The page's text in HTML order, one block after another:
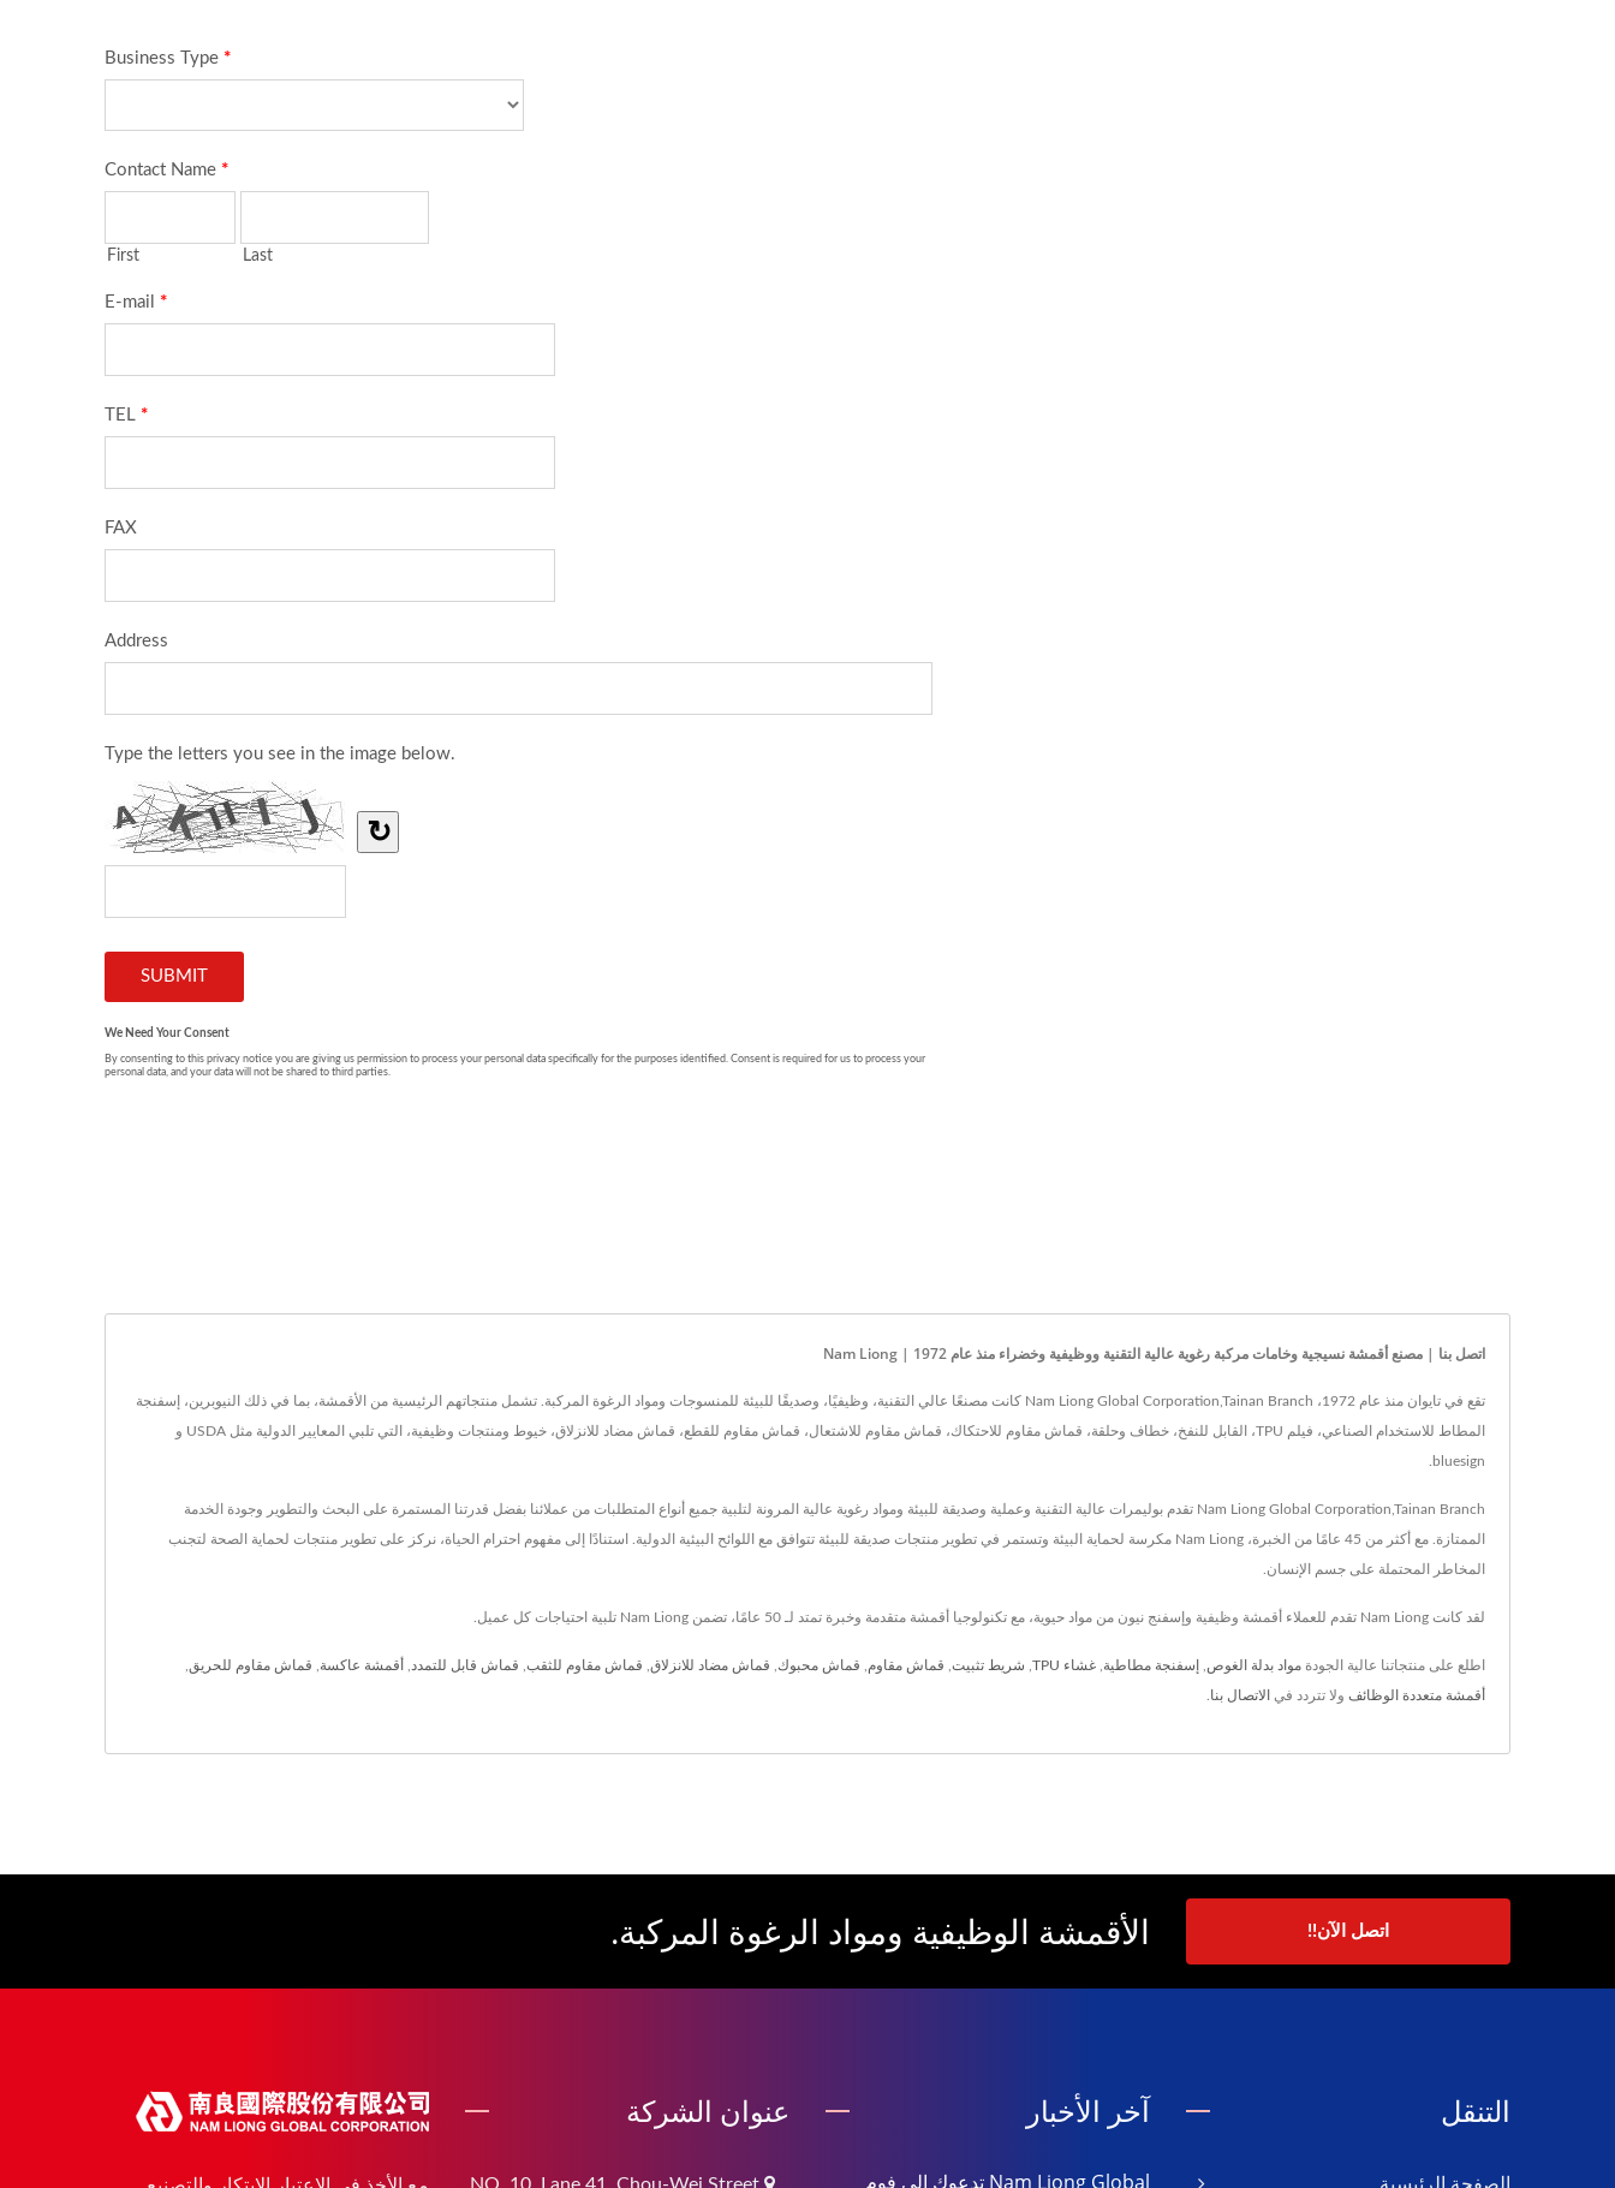
اتصل بنا | مصنع أقمشة نسيجية وخامات مركبة رغوية عالية التقنية ووظيفية وخضراء منذ عام 1972 | Nam Liong
تقع في تايوان منذ عام 1972، Nam Liong Global Corporation,Tainan Branch كانت مصنعًا عالي التقنية، وظيفيًا، وصديقًا للبيئة للمنسوجات ومواد الرغوة المركبة. تشمل منتجاتهم الرئيسية من الأقمشة، بما في ذلك النيوبرين، إسفنجة
المطاط للاستخدام الصناعي، فيلم TPU، القابل للنفخ، خطاف وحلقة، قماش مقاوم للاحتكاك، قماش مقاوم للاشتعال، قماش مقاوم للقطع، قماش مضاد للانزلاق، خيوط ومنتجات وظيفية، التي تلبي المعايير الدولية مثل USDA و
bluesign.
Nam Liong Global Corporation,Tainan Branch تقدم بوليمرات عالية التقنية وعملية وصديقة للبيئة ومواد رغوية عالية المرونة لتلبية جميع أنواع المتطلبات من عملائنا بفضل قدرتنا المستمرة على البحث والتطوير وجودة الخدمة
الممتازة. مع أكثر من 45 عامًا من الخبرة، Nam Liong مكرسة لحماية البيئة وتستمر في تطوير منتجات صديقة للبيئة تتوافق مع اللوائح البيئية الدولية. استنادًا إلى مفهوم احترام الحياة، نركز على تطوير منتجات لحماية الصحة لتجنب
المخاطر المحتملة على جسم الإنسان.
لقد كانت Nam Liong تقدم للعملاء أقمشة وظيفية وإسفنج نيون من مواد حيوية، مع تكنولوجيا أقمشة متقدمة وخبرة تمتد لـ 50 عامًا، تضمن Nam Liong تلبية احتياجات كل عميل.
اطلع على منتجاتنا عالية الجودة مواد بدلة الغوص إسفنجة مطاطية غشاء TPU شريط تثبيت قماش مقاوم قماش محبوك قماش مضاد للانزلاق قماش مقاوم للثقب قماش قابل للتمدد أقمشة عاكسة قماش مقاوم للحريق
أقمشة متعددة الوظائف ولا تتردد في الاتصال بنا
الأقمشة الوظيفية ومواد الرغوة المركبة. اتصل الآن!!
عنوان الشركة آخر الأخبار
Nam Liong Global تدعوك إلى فوم
التنقل